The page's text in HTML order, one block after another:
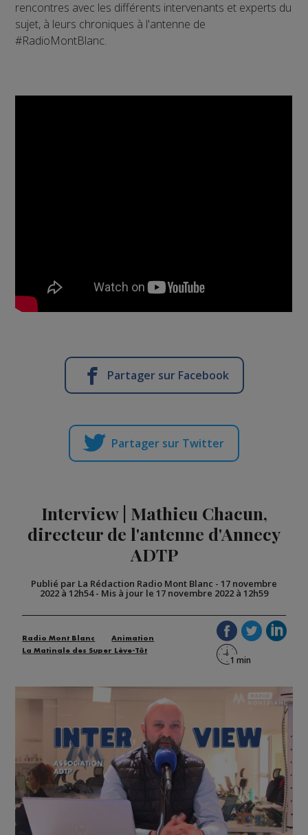
rencontres avec les différents intervenants et experts du
sujet, à leurs chroniques à l'antenne de
#RadioMontBlanc.
Partager sur Facebook
Partager sur Twitter
Interview | Mathieu Chacun,
directeur de l'antenne d'Annecy
ADTP
Publié par La Rédaction Radio Mont Blanc - 17 novembre
2022 à 12h54- Mis à jour le 17 novembre 2022 à 12h59
Radio Mont Blanc
Animation
La Matinale des Super Lève-Tôt